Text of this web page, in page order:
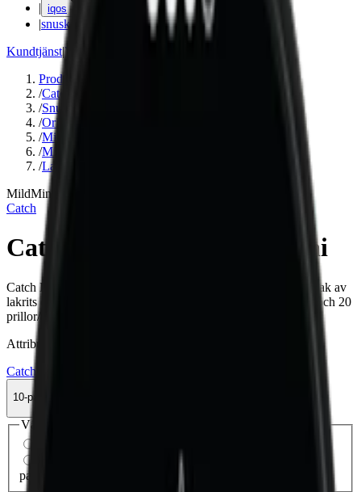
| iqos
|snuskuriren
Kundtjänst|Varumärken
Produkter
/Catch
/Snus
/Original Portion
/Mini
/Mild
/Lakrits
MildMini
Catch
Catch Licorice Original Mini
Catch Licorice Original Mini är en klassisk miniprilla med smak av
lakrits och salmiak. Snabb smakrelease, 4,2 mg nikotin/prilla och 20
prillor/dosa.
Attribut
Catch
10-pack
Välj antal dosor
/st
pack